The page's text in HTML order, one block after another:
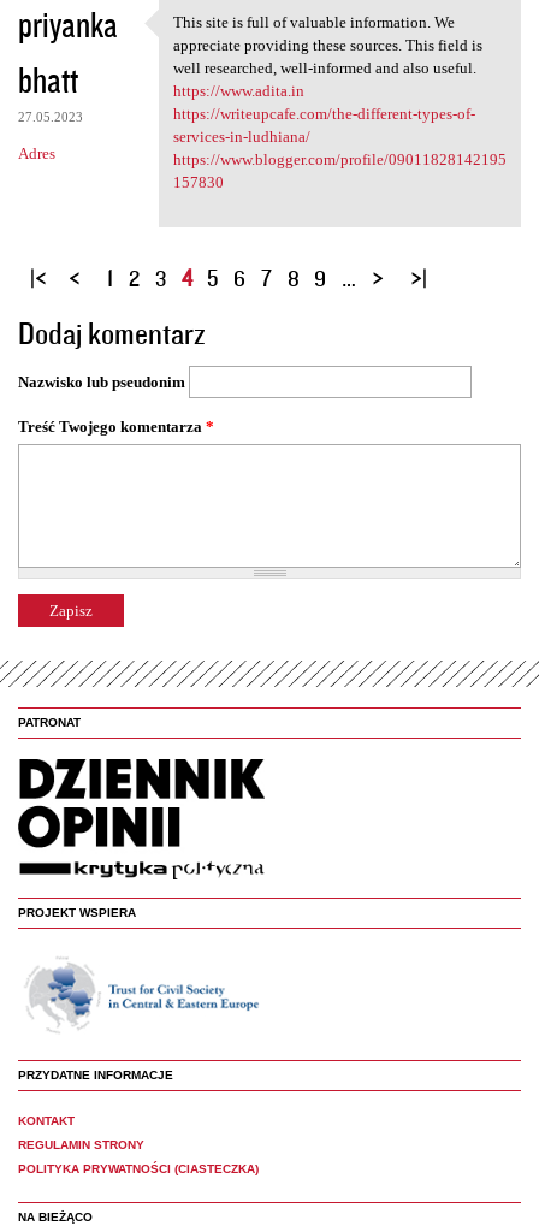
priyanka
bhatt
27.05.2023
Adres
This site is full of valuable
This site is full of valuable information. We
appreciate providing these sources. This field is
well researched, well-informed and also useful.
https://www.adita.in
https://writeupcafe.com/the-different-types-of-
services-in-ludhiana/
https://www.blogger.com/profile/09011828142195
157830
S
r
o
n
y
1 2 3 4 5 6 7 8 9 …
Dodaj komentarz
Nazwisko lub pseudonim
Treść Twojego komentarza *
PATRONAT
PROJEKT WSPIERA
PRZYDATNE INFORMACJE
KONTAKT
REGULAMIN STRONY
POLITYKA PRYWATNOŚCI (CIASTECZKA)
NA BIEŻĄCO